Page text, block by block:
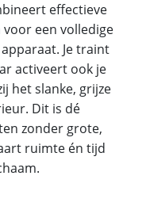
effectieve
voor een volledige
Je traint
activeert ook je
het slanke, grijze
Dit is dé
zonder grote,
ruimte én tijd